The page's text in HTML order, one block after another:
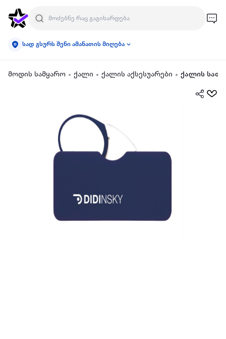
სად გსურს შენი ამანათის მიღება
მოდის სამყარო ქალი ქალის აქსესუარები ქალის